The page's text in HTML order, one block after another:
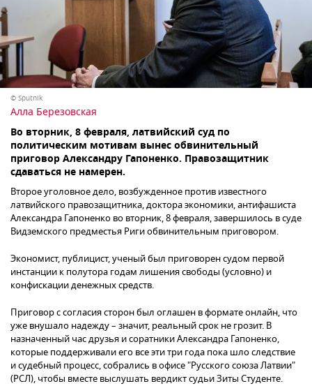
© Sputnik
Алла Березовская
Во вторник, 8 февраля, латвийский суд по
политическим мотивам вынес обвинительный
приговор Александру Гапоненко. Правозащитник
сдаваться не намерен.
Второе уголовное дело, возбужденное против известного
латвийского правозащитника, доктора экономики, антифашиста
Александра Гапоненко во вторник, 8 февраля, завершилось в суде
Видземского предместья Риги обвинительным приговором.
Экономист, публицист, ученый был приговорен судом первой
инстанции к полутора годам лишения свободы (условно) и
конфискации денежных средств.
Приговор с согласия сторон был оглашен в формате онлайн, что
уже внушало надежду – значит, реальный срок не грозит. В
назначенный час друзья и соратники Александра Гапоненко,
которые поддерживали его все эти три года пока шло следствие
и судебный процесс, собрались в офисе "Русского союза Латвии"
(РСЛ), чтобы вместе выслушать вердикт судьи Зиты Студенте.